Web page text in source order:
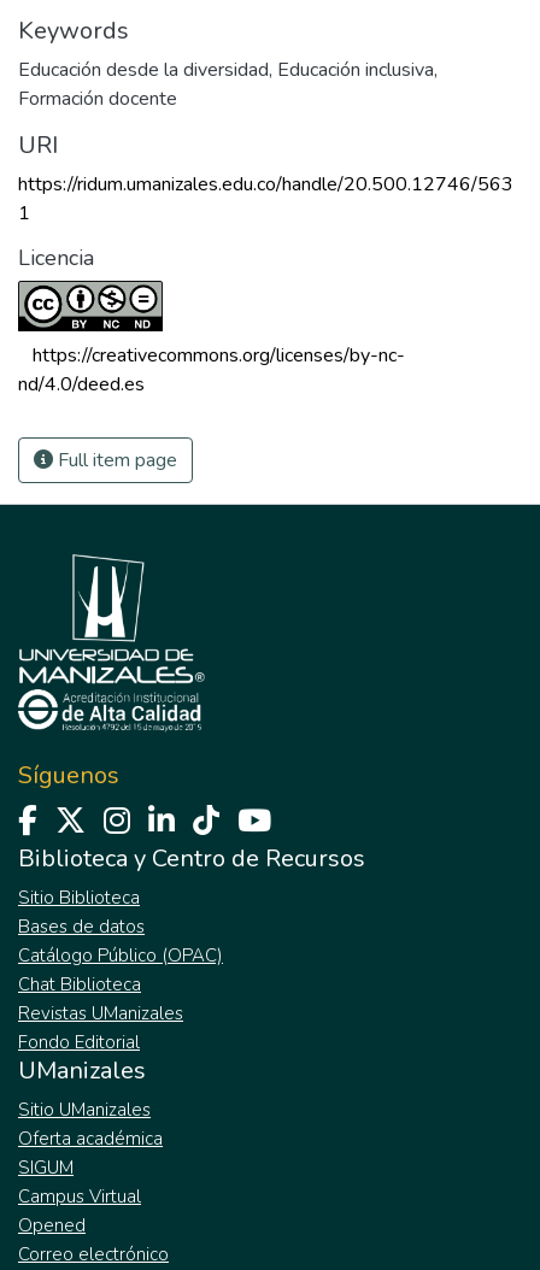
Keywords
Educación desde la diversidad, Educación inclusiva,
Formación docente
URI
https://ridum.umanizales.edu.co/handle/20.500.12746/563
1
Licencia
https://creativecommons.org/licenses/by-nc-
nd/4.0/deed.es
Full item page
Síguenos
Biblioteca y Centro de Recursos
Sitio Biblioteca
Bases de datos
Catálogo Público (OPAC)
Chat Biblioteca
Revistas UManizales
Fondo Editorial
UManizales
Sitio UManizales
Oferta académica
SIGUM
Campus Virtual
Opened
Correo electrónico